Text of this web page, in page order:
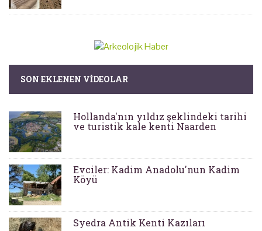
SON EKLENEN VIDEOLAR
Hollanda'nın yıldız şeklindeki tarihi
ve turistik kale kenti Naarden
Evciler: Kadim Anadolu'nun Kadim
Köyü
Syedra Antik Kenti Kazıları